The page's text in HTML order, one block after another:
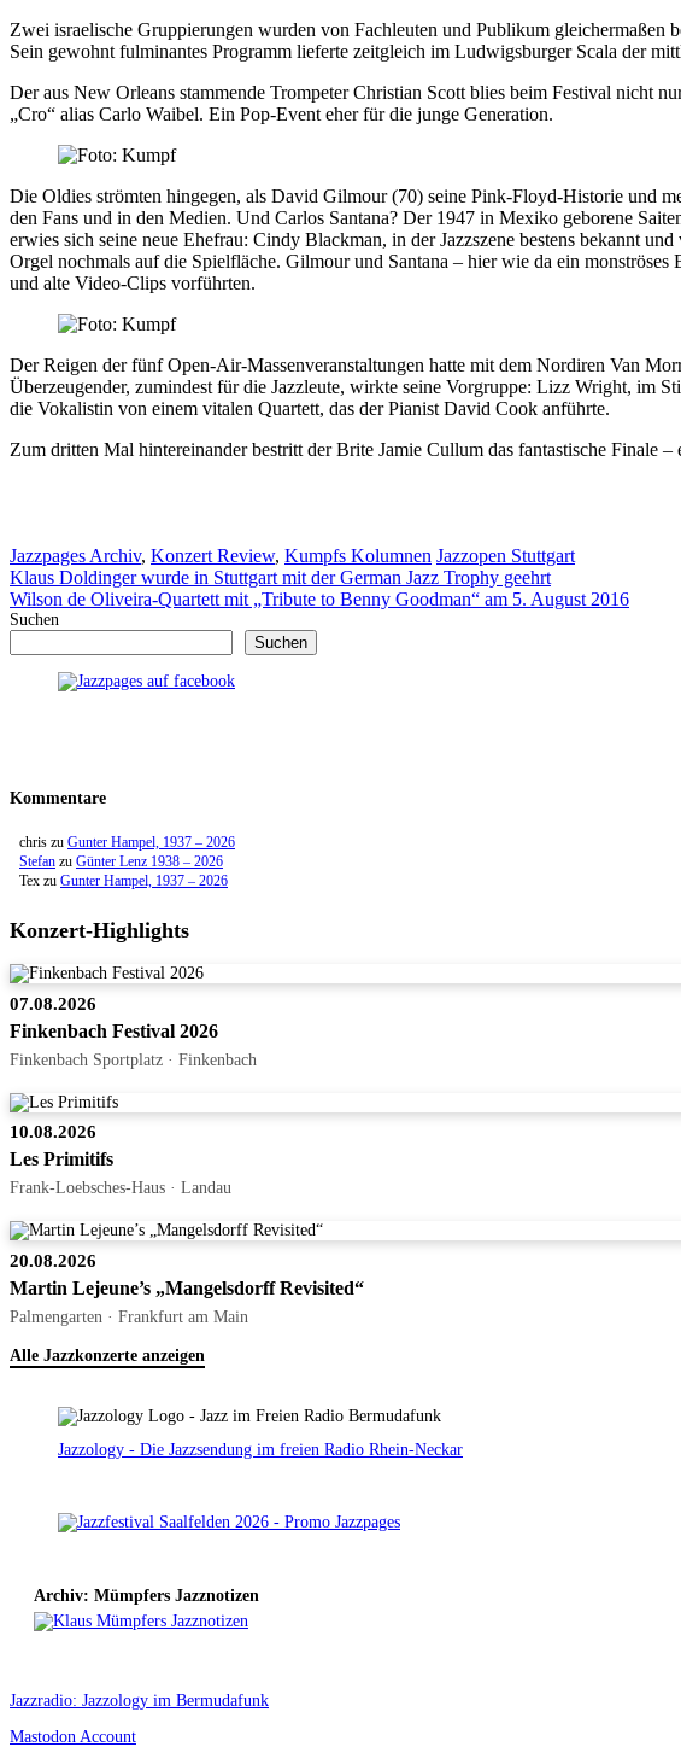
Zwei israelische Gruppierungen wurden von Fachleuten und Publikum
Sein gewohnt fulminantes Programm lieferte zeitgleich im Ludwigsburger Scala der
Der aus New Orleans stammende Trompeter Christian Scott blies beim Festival nicht
„Cro“ alias Carlo Waibel. Ein Pop-Event eher für die junge Generation.
Die Oldies strömten hingegen, als David Gilmour (70) seine Pink-Floyd-Historie und
den Fans und in den Medien. Und Carlos Santana? Der 1947 in Mexiko geborene
erwies sich seine neue Ehefrau: Cindy Blackman, in der Jazzszene bestens bekannt
Orgel nochmals auf die Spielfläche. Gilmour und Santana – hier wie da ein
und alte Video-Clips vorführten.
Der Reigen der fünf Open-Air-Massenveranstaltungen hatte mit dem Nordiren Van
Überzeugender, zumindest für die Jazzleute, wirkte seine Vorgruppe: Lizz Wright, im
die Vokalistin von einem vitalen Quartett, das der Pianist David Cook anführte.
Zum dritten Mal hintereinander bestritt der Brite Jamie Cullum das fantastische
Kategorien
Jazzpages Archiv, Konzert Review, Kumpfs Kolumnen Schlagwörter
Jazzopen Stuttgart
Klaus Doldinger wurde in Stuttgart mit der German Jazz Trophy geehrt
Wilson de Oliveira-Quartett mit „Tribute to Benny Goodman“ am 5. August 2016
Suchen
Suchen
Kommentare
chris zu Gunter Hampel, 1937 – 2026
Stefan zu Günter Lenz 1938 – 2026
Tex zu Gunter Hampel, 1937 – 2026
Konzert-Highlights
07.08.2026
Finkenbach Festival 2026
Finkenbach Sportplatz · Finkenbach
10.08.2026
Les Primitifs
Frank-Loebsches-Haus · Landau
20.08.2026
Martin Lejeune’s „Mangelsdorff Revisited“
Palmengarten · Frankfurt am Main
Alle Jazzkonzerte anzeigen
Jazzology - Die Jazzsendung im freien Radio Rhein-Neckar
Archiv: Mümpfers Jazznotizen
Jazzradio: Jazzology im Bermudafunk
Mastodon Account